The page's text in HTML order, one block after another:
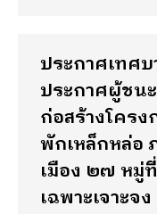
ประกาศเทศบ
ประกาศผู้ชน
ก่อสร้างโคร
พักเหล็กหล่อ
เมือง ๒๗ หมู่
เฉพาะเจาะจง